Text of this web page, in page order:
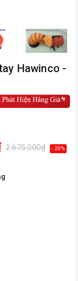
Hawinco -
2.675.000₫ - 20%